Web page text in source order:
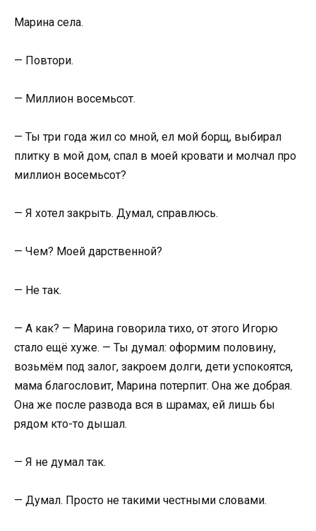
Марина села.
— Повтори.
— Миллион восемьсот.
— Ты три года жил со мной, ел мой борщ, выбирал
плитку в мой дом, спал в моей кровати и молчал про
миллион восемьсот?
— Я хотел закрыть. Думал, справлюсь.
— Чем? Моей дарственной?
— Не так.
— А как? — Марина говорила тихо, от этого Игорю
стало ещё хуже. — Ты думал: оформим половину,
возьмём под залог, закроем долги, дети успокоятся,
мама благословит, Марина потерпит. Она же добрая.
Она же после развода вся в шрамах, ей лишь бы
рядом кто-то дышал.
— Я не думал так.
— Думал. Просто не такими честными словами.